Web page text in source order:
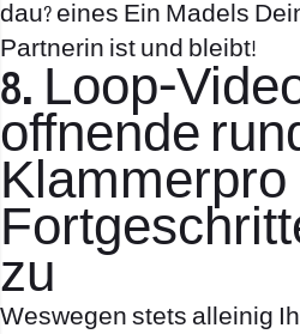
dau? eines Ein Madels
Partnerin ist und bleibt!
8. Loop-
offnende
Klammerpro
zu
Weswegen stets alleinig